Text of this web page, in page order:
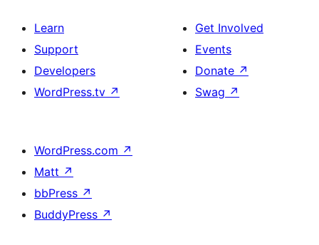
Learn
Support
Developers
WordPress.tv ↗
Get Involved
Events
Donate ↗
Swag ↗
WordPress.com ↗
Matt ↗
bbPress ↗
BuddyPress ↗